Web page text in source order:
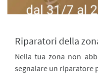
Riparatori della
Nella tua zona non
segnalare un riparatore